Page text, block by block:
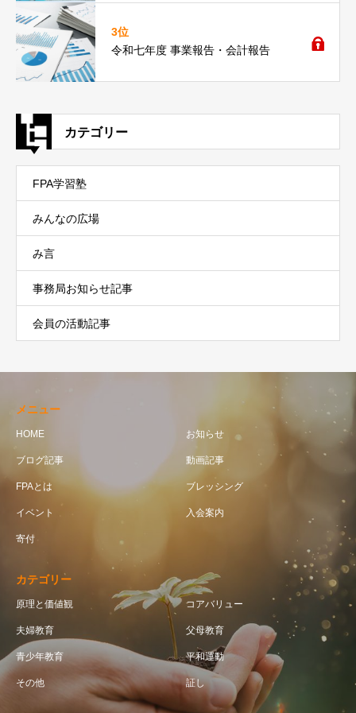
3位
令和七年度 事業報告・会計報告
カテゴリー
FPA学習塾
みんなの広場
み言
事務局お知らせ記事
会員の活動記事
メニュー
HOME お知らせ
ブログ記事 動画記事
FPAとは ブレッシング
イベント 入会案内
寄付
カテゴリー
原理と価値観 コアバリュー
夫婦教育 父母教育
青少年教育 平和運動
その他 証し